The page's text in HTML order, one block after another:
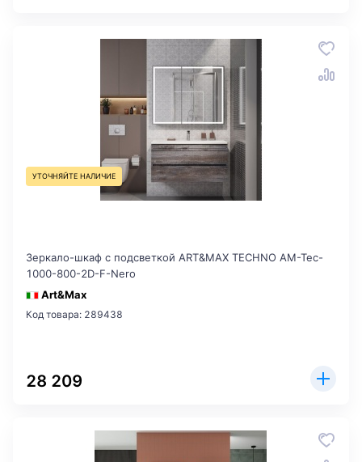
УТОЧНЯЙТЕ НАЛИЧИЕ
Зеркало-шкаф с подсветкой ART&MAX TECHNO AM-Tec-
1000-800-2D-F-Nero
Art&Max
Код товара: 289438
28 209